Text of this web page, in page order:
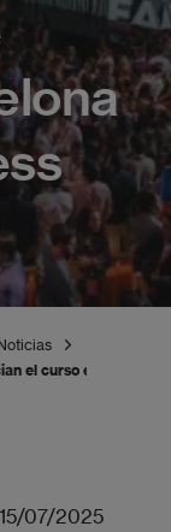
el curso en los
15/07/2025